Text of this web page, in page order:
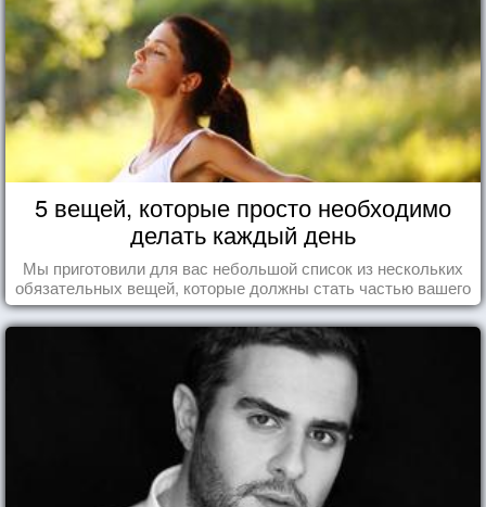
5 вещей, которые просто необходимо
делать каждый день
Мы приготовили для вас небольшой список из нескольких
обязательных вещей, которые должны стать частью вашего
дня.